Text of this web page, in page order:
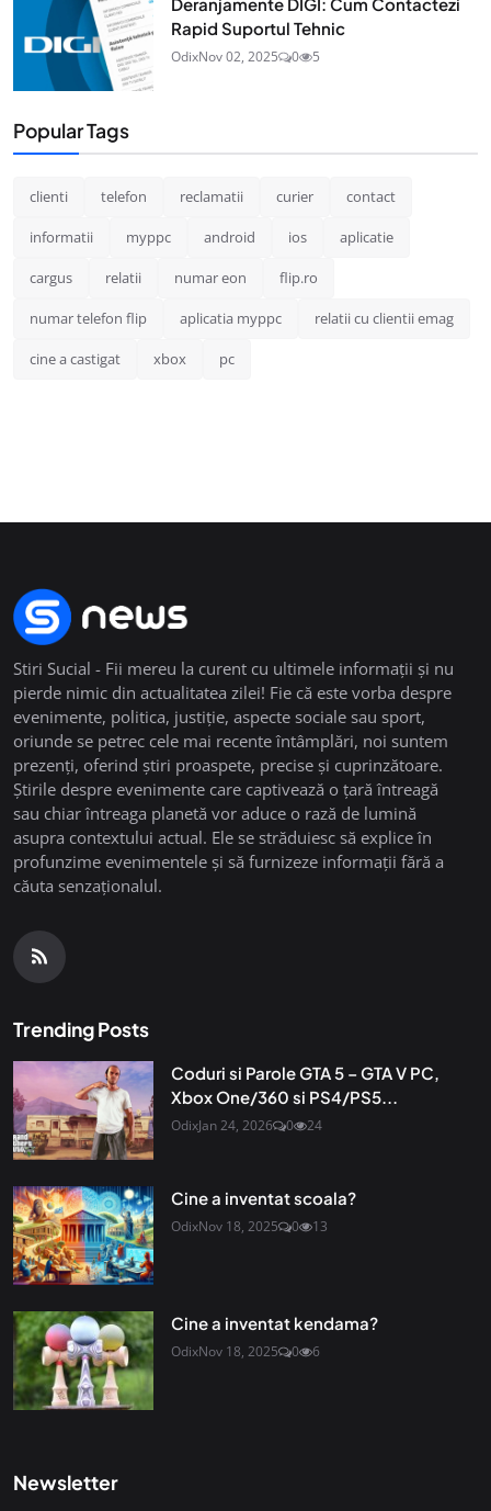
Rapid Suportul Tehnic
OdixNov 02, 2025 0 5
Popular Tags
clienti telefon reclamatii curier contact
informatii myppc android ios aplicatie
cargus relatii numar eon flip.ro
numar telefon flip aplicatia myppc relatii cu clientii emag
cine a castigat xbox pc
Stiri Sucial - Fii mereu la curent cu ultimele informații și nu
pierde nimic din actualitatea zilei! Fie că este vorba despre
evenimente, politica, justiție, aspecte sociale sau sport,
oriunde se petrec cele mai recente întâmplări, noi suntem
prezenți, oferind știri proaspete, precise și cuprinzătoare.
Știrile despre evenimente care captivează o țară întreagă
sau chiar întreaga planetă vor aduce o rază de lumină
asupra contextului actual. Ele se străduiesc să explice în
profunzime evenimentele și să furnizeze informații fără a
căuta senzaționalul.
Trending Posts
Coduri si Parole GTA 5 – GTA V PC,
Xbox One/360 si PS4/PS5...
OdixJan 24, 2026 0 24
Cine a inventat scoala?
OdixNov 18, 2025 0 13
Cine a inventat kendama?
OdixNov 18, 2025 0 6
Newsletter